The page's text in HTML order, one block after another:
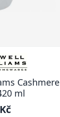
Cashmere
ml